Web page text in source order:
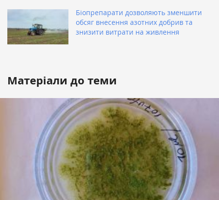
Біопрепарати дозволяють зменшити
обсяг внесення азотних добрив та
знизити витрати на живлення
Матеріали до теми